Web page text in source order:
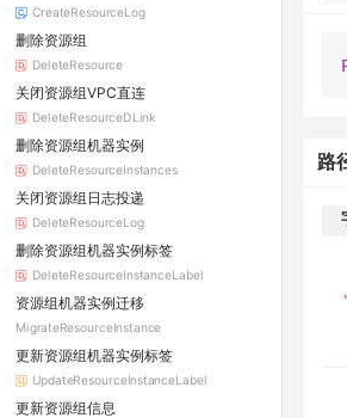
CreateResourceLog
删除资源组
DeleteResource
关闭资源组VPC直连
DeleteResourceDLink
删除资源组机器实例
DeleteResourceInstances
关闭资源组日志投递
DeleteResourceLog
删除资源组机器实例标签
DeleteResourceInstanceLabel
资源组机器实例迁移
MigrateResourceInstance
更新资源组机器实例标签
UpdateResourceInstanceLabel
更新资源组信息
路